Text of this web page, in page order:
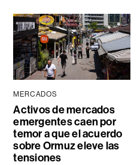
MERCADOS
Activos de mercados
emergentes caen por
temor a que el acuerdo
sobre Ormuz eleve las
tensiones